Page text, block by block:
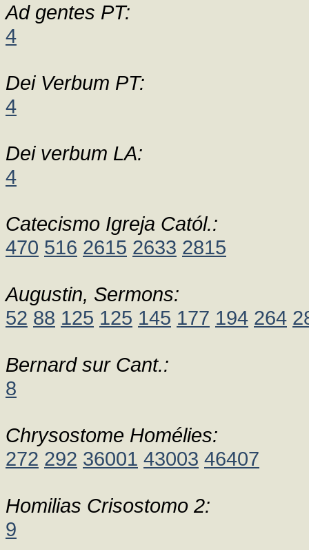
Ad gentes PT:
4
Dei Verbum PT:
4
Dei verbum LA:
4
Catecismo Igreja Catól.:
470 516 2615 2633 2815
Augustin, Sermons:
52 88 125 125 145 177 194 264
Bernard sur Cant.:
8
Chrysostome Homélies:
272 292 36001 43003 46407
Homilias Crisostomo 2:
9